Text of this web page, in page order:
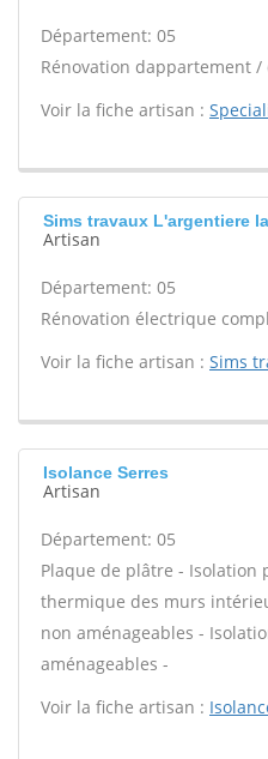
Département: 05
Rénovation dappartement
Voir la fiche artisan :
Sims travaux L'argentiere
Artisan
Département: 05
Rénovation électrique
Voir la fiche artisan : Sims
Isolance Serres
Artisan
Département: 05
Plaque de plâtre - Isolation
thermique des murs
non aménageables -
aménageables -
Voir la fiche artisan :